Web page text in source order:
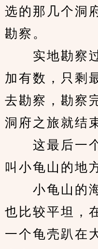
选的那几个洞
勘察。
实地勘察过
加有数，只剩
去勘察，勘察
洞府之旅就结
这最后一个
叫小龟山的地
小龟山的海
也比较平坦，
一个龟壳趴在